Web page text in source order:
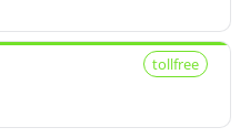
tollfree